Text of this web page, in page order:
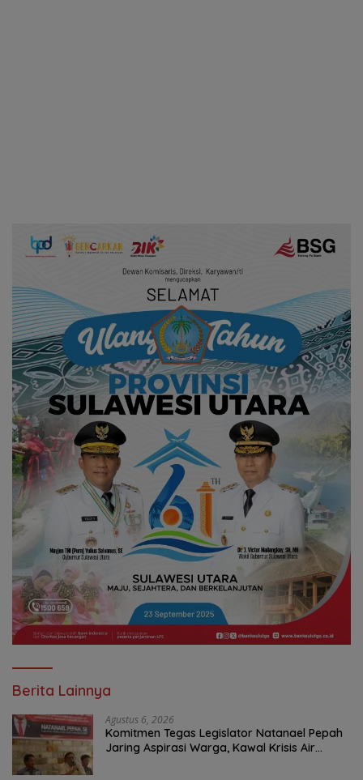
Berita Lainnya
Agustus 6, 2026
Komitmen Tegas Legislator Natanael Pepah
Jaring Aspirasi Warga, Kawal Krisis Air